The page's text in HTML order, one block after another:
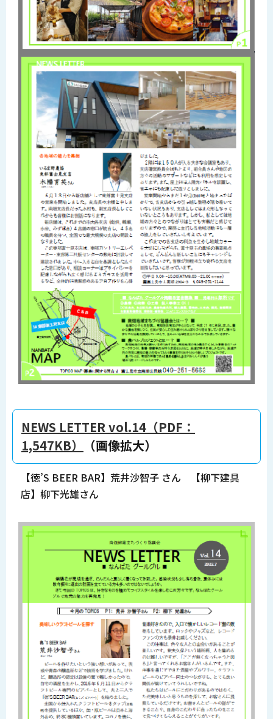
NEWS LETTER vol.14（PDF：
1,547KB）
（画像拡大）
【徳’S BEER BAR】荒井沙智子 さん 【柳下建具
店】柳下光雄さん